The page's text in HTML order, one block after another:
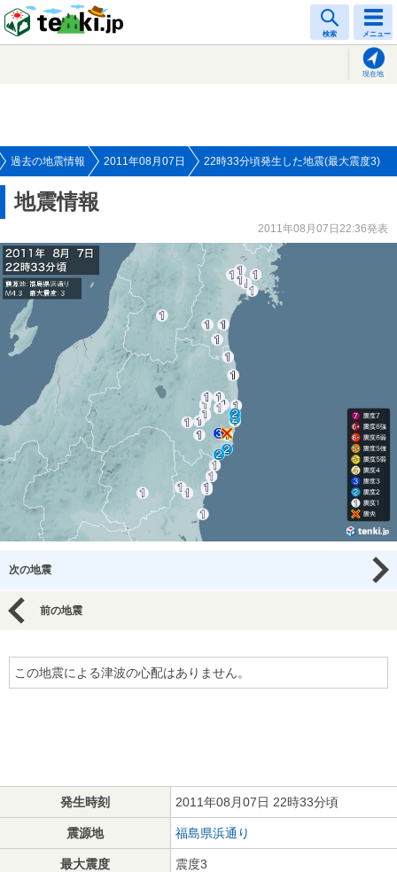
検索 メニュー
現在地
過去の地震情報 2011年08月07日 22時33分頃発生した地震(最大震度3)
地震情報
2011年08月07日22:36発表
次の地震
前の地震
この地震による津波の心配はありません。
発生時刻 2011年08月07日 22時33分頃
震源地 福島県浜通り
最大震度 震度3